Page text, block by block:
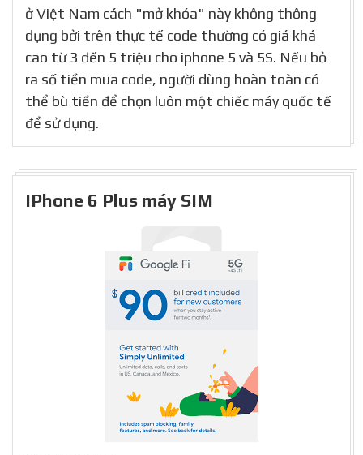
ở Việt Nam cách "mở khóa" này không thông
dụng bởi trên thực tế code thường có giá khá
cao từ 3 đến 5 triệu cho iphone 5 và 5S. Nếu bỏ
ra số tiền mua code, người dùng hoàn toàn có
thể bù tiền để chọn luôn một chiếc máy quốc tế
để sử dụng.
IPhone 6 Plus máy SIM